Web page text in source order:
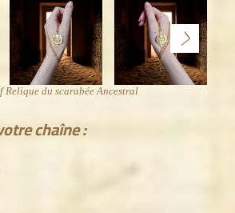
Relique du scarabée Ancestral
chaîne :